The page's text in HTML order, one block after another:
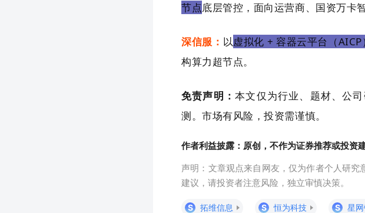
节点底层管控，面向运营商、国资万卡
深信服： 以虚拟化 + 容器云平台（
构算力超节点。
免责声明：本文仅为行业、题材、公
测。市场有风险，投资需谨慎。
作者利益披露：原创，不作为证券推荐或投资
声明：文章观点来自网友，仅为作者个人研
建议，请投资者注意风险，独立审慎决策。
S 拓维信息 S 恒为科技 S 星